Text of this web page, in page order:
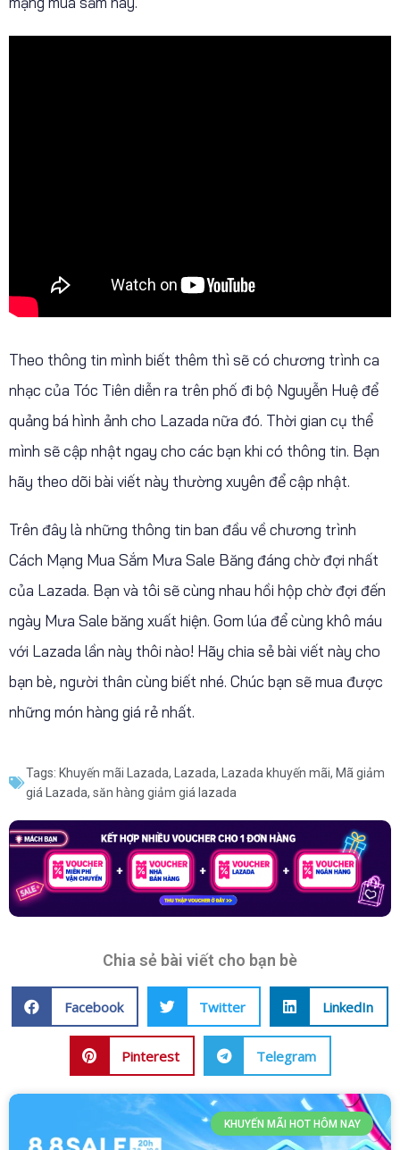
Theo thông tin mình biết thêm thì sẽ có chương trình ca
nhạc của Tóc Tiên diễn ra trên phố đi bộ Nguyễn Huệ để
quảng bá hình ảnh cho Lazada nữa đó. Thời gian cụ thể
mình sẽ cập nhật ngay cho các bạn khi có thông tin. Bạn
hãy theo dõi bài viết này thường xuyên để cập nhật.
Trên đây là những thông tin ban đầu về chương trình
Cách Mạng Mua Sắm Mưa Sale Băng đáng chờ đợi nhất
của Lazada. Bạn và tôi sẽ cùng nhau hồi hộp chờ đợi đến
ngày Mưa Sale băng xuất hiện. Gom lúa để cùng khô máu
với Lazada lần này thôi nào! Hãy chia sẻ bài viết này cho
bạn bè, người thân cùng biết nhé. Chúc bạn sẽ mua được
những món hàng giá rẻ nhất.
Tags: Khuyến mãi Lazada, Lazada, Lazada khuyến mãi, Mã giảm
giá Lazada, săn hàng giảm giá lazada
Chia sẻ bài viết cho bạn bè
Facebook Twitter LinkedIn
Pinterest Telegram
KHUYẾN MÃI HOT HÔM NAY